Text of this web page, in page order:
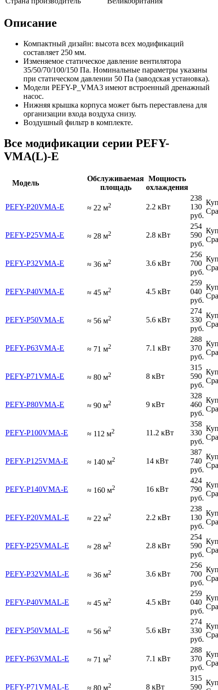
Описание
Компактный дизайн: высота всех модификаций
составляет 250 мм.
Изменяемое статическое давление вентилятора
35/50/70/100/150 Па. Номинальные параметры указаны
при статическом давлении 50 Па (заводская установка).
Модели PEFY-P_VMA3 имеют встроенный дренажный
насос.
Нижняя крышка корпуса может быть переставлена для
организации входа воздуха снизу.
Воздушный фильтр в комплекте.
Все модификации серии PEFY-
VMA(L)-E
Модель
Обслуживаемая
площадь
Мощность
охлаждения
PEFY-P20VMA-E ≈ 22 м2 2.2 кВт
238
130
руб.
PEFY-P25VMA-E ≈ 28 м2 2.8 кВт
254
590
руб.
PEFY-P32VMA-E ≈ 36 м2 3.6 кВт
256
700
руб.
PEFY-P40VMA-E ≈ 45 м2 4.5 кВт
259
040
руб.
PEFY-P50VMA-E ≈ 56 м2 5.6 кВт
274
330
руб.
PEFY-P63VMA-E ≈ 71 м2 7.1 кВт
288
370
руб.
PEFY-P71VMA-E ≈ 80 м2 8 кВт
315
590
руб.
PEFY-P80VMA-E ≈ 90 м2 9 кВт
328
460
руб.
PEFY-P100VMA-E ≈ 112 м2 11.2 кВт
358
330
руб.
PEFY-P125VMA-E ≈ 140 м2 14 кВт
387
740
руб.
PEFY-P140VMA-E ≈ 160 м2 16 кВт
424
790
руб.
PEFY-P20VMAL-E ≈ 22 м2 2.2 кВт
238
130
руб.
PEFY-P25VMAL-E ≈ 28 м2 2.8 кВт
254
590
руб.
PEFY-P32VMAL-E ≈ 36 м2 3.6 кВт
256
700
руб.
PEFY-P40VMAL-E ≈ 45 м2 4.5 кВт
259
040
руб.
PEFY-P50VMAL-E ≈ 56 м2 5.6 кВт
274
330
руб.
PEFY-P63VMAL-E ≈ 71 м2 7.1 кВт
288
370
руб.
PEFY-P71VMAL-E ≈ 80 м2 8 кВт
315
590